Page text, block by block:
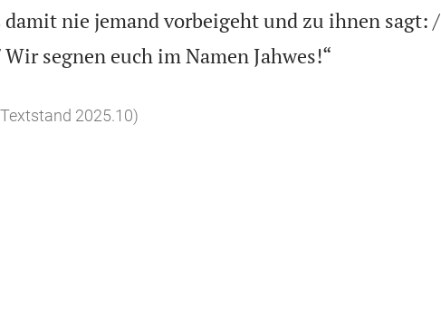
damit nie jemand vorbeigeht und zu ihnen sagt: /
segnen euch im Namen Jahwes!“
2025.10)